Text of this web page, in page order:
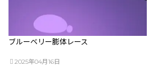
ブルーベリー膨体レース
2025年04月16日